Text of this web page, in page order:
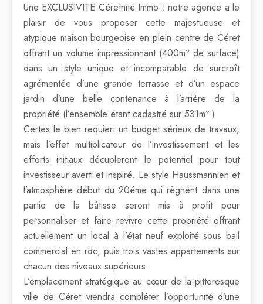
Une EXCLUSIVITE Céretnité Immo : notre agence a le
plaisir de vous proposer cette majestueuse et
atypique maison bourgeoise en plein centre de Céret
offrant un volume impressionnant (400m² de surface)
dans un style unique et incomparable de surcroît
agrémentée d’une grande terrasse et d’un espace
jardin d’une belle contenance à l’arrière de la
propriété (l’ensemble étant cadastré sur 531m² )
Certes le bien requiert un budget sérieux de travaux,
mais l’effet multiplicateur de l’investissement et les
efforts initiaux décupleront le potentiel pour tout
investisseur averti et inspiré. Le style Haussmannien et
l’atmosphère début du 20éme qui règnent dans une
partie de la bâtisse seront mis à profit pour
personnaliser et faire revivre cette propriété offrant
actuellement un local à l’état neuf exploité sous bail
commercial en rdc, puis trois vastes appartements sur
chacun des niveaux supérieurs.
L’emplacement stratégique au cœur de la pittoresque
ville de Céret viendra compléter l’opportunité d’une